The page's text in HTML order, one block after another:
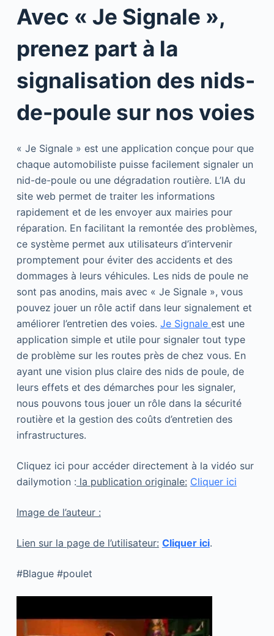
Avec « Je Signale »,
prenez part à la
signalisation des nids-
de-poule sur nos voies
« Je Signale » est une application conçue pour que
chaque automobiliste puisse facilement signaler un
nid-de-poule ou une dégradation routière. L’IA du
site web permet de traiter les informations
rapidement et de les envoyer aux mairies pour
réparation. En facilitant la remontée des problèmes,
ce système permet aux utilisateurs d’intervenir
promptement pour éviter des accidents et des
dommages à leurs véhicules. Les nids de poule ne
sont pas anodins, mais avec « Je Signale », vous
pouvez jouer un rôle actif dans leur signalement et
améliorer l’entretien des voies. Je Signale est une
application simple et utile pour signaler tout type
de problème sur les routes près de chez vous. En
ayant une vision plus claire des nids de poule, de
leurs effets et des démarches pour les signaler,
nous pouvons tous jouer un rôle dans la sécurité
routière et la gestion des coûts d’entretien des
infrastructures.
Cliquez ici pour accéder directement à la vidéo sur
dailymotion : la publication originale: Cliquer ici
Image de l’auteur :
Lien sur la page de l’utilisateur: Cliquer ici.
#Blague #poulet